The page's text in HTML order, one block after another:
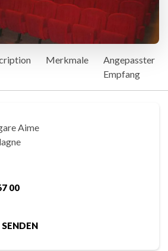
Merkmale
Angepasster
Empfang
Aime
00